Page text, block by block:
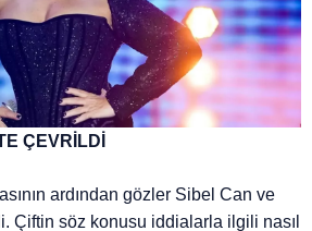
ÇEVRİLDİ
ardından gözler Sibel Can ve
Çiftin söz konusu iddialarla ilgili nasıl